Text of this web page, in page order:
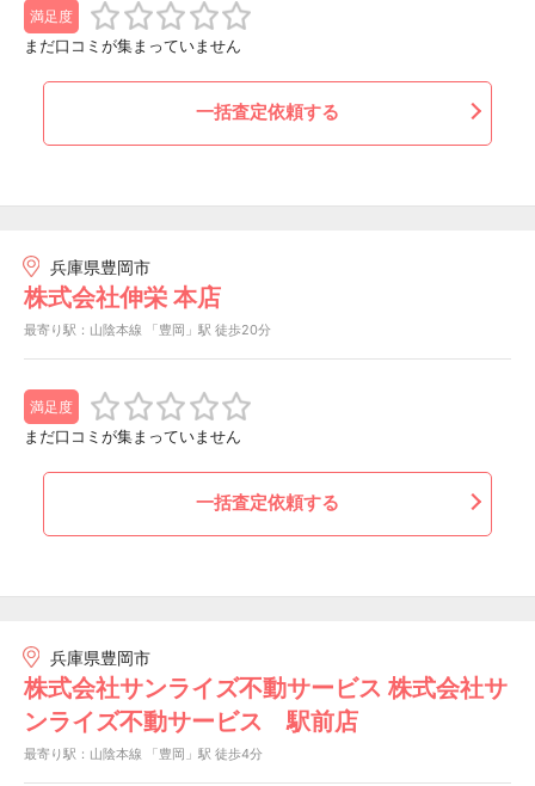
満足度
まだ口コミが集まっていません
一括査定依頼する
兵庫県豊岡市
株式会社伸栄 本店
最寄り駅：山陰本線 「豊岡」駅 徒歩20分
満足度
まだ口コミが集まっていません
一括査定依頼する
兵庫県豊岡市
株式会社サンライズ不動サービス 株式会社サ
ンライズ不動サービス 駅前店
最寄り駅：山陰本線 「豊岡」駅 徒歩4分